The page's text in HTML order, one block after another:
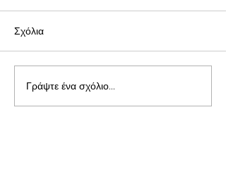
Σχόλια
Γράψτε ένα σχόλιο...